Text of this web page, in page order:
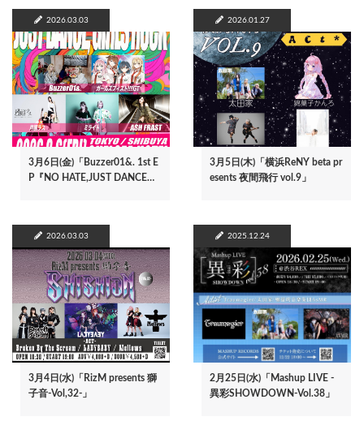
2026.03.03
3月6日(金)「Buzzer01&. 1st E
P『NO HATE,JUST DANCE…
2026.01.27
3月5日(木)「横浜ReNY beta pr
esents 夜間飛行 vol.9」
2026.03.03
3月4日(水)「RizM presents 獅
子音-Vol,32-」
2025.12.24
2月25日(水)「Mashup LIVE -
異彩SHOWDOWN-Vol.38」